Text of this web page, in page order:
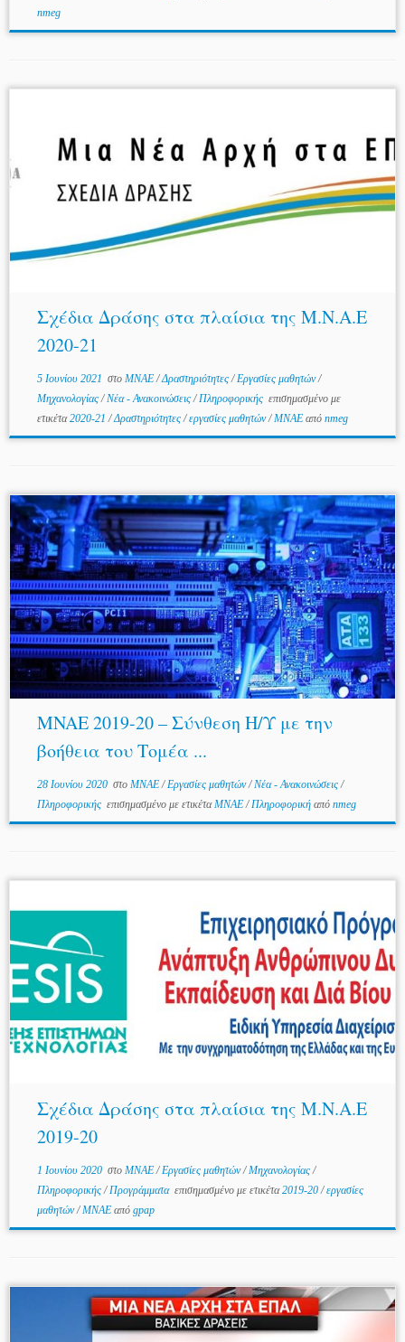
nmeg
Σχέδια Δράσης στα πλαίσια της Μ.Ν.Α.Ε
2020-21
5 Ιουνίου 2021 στο MNAE/Δραστηριότητες/Εργασίες μαθητών/
Μηχανολογίας/Νέα - Ανακοινώσεις/Πληροφορικής επισημασμένο με
ετικέτα2020-21/Δραστηριότητες/εργασίες μαθητών/ΜΝΑΕ από nmeg
MNAE 2019-20 – Σύνθεση Η/Υ με την
βοήθεια του Τομέα ...
28 Ιουνίου 2020στο MNAE/Εργασίες μαθητών/Νέα - Ανακοινώσεις/
Πληροφορικής επισημασμένο με ετικέταΜΝΑΕ/Πληροφορική από nmeg
Σχέδια Δράσης στα πλαίσια της Μ.Ν.Α.Ε
2019-20
1 Ιουνίου 2020στο MNAE/Εργασίες μαθητών/Μηχανολογίας/
Πληροφορικής/Προγράμματα επισημασμένο με ετικέτα2019-20/εργασίες
μαθητών/ΜΝΑΕ από gpap